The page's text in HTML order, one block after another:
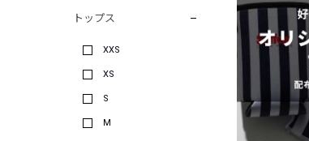
トップス
XXS
XS
S
M